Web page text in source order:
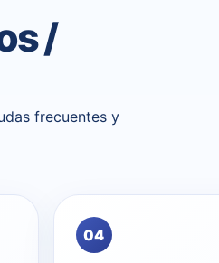
/
frecuentes y
04